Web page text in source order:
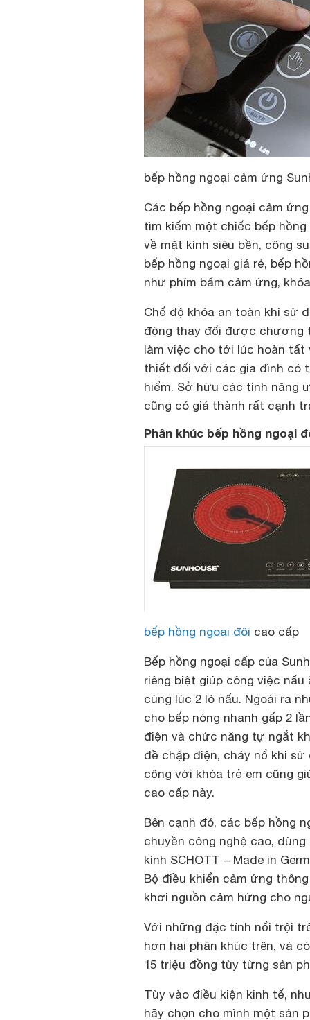
bếp hồng ngoại cảm ứng
Các bếp hồng ngoại cảm
tìm kiếm một chiếc bếp
về mặt kính siêu bền, công
bếp hồng ngoại giá rẻ, bếp
như phím bấm cảm ứng,
Chế độ khóa an toàn khi sử
động thay đổi được chương
làm việc cho tới lúc hoàn tất
thiết đối với các gia đình có
hiểm. Sở hữu các tính năng
cũng có giá thành rất cạnh
Phân khúc bếp hồng ngoại
bếp hồng ngoại đôi cao cấp
Bếp hồng ngoại cấp của
riêng biệt giúp công việc
cùng lúc 2 lò nấu. Ngoài ra
cho bếp nóng nhanh gấp 2
điện và chức năng tự ngắt
đề chập điện, cháy nổ khi
cộng với khóa trẻ em cũng
cao cấp này.
Bên cạnh đó, các bếp hồng
chuyền công nghệ cao,
kính SCHOTT – Made in
Bộ điều khiển cảm ứng
khơi nguồn cảm hứng cho
Với những đặc tính nổi trội
hơn hai phân khúc trên, và
15 triệu đồng tùy từng sản
Tùy vào điều kiện kinh tế,
hãy chọn cho mình một sản